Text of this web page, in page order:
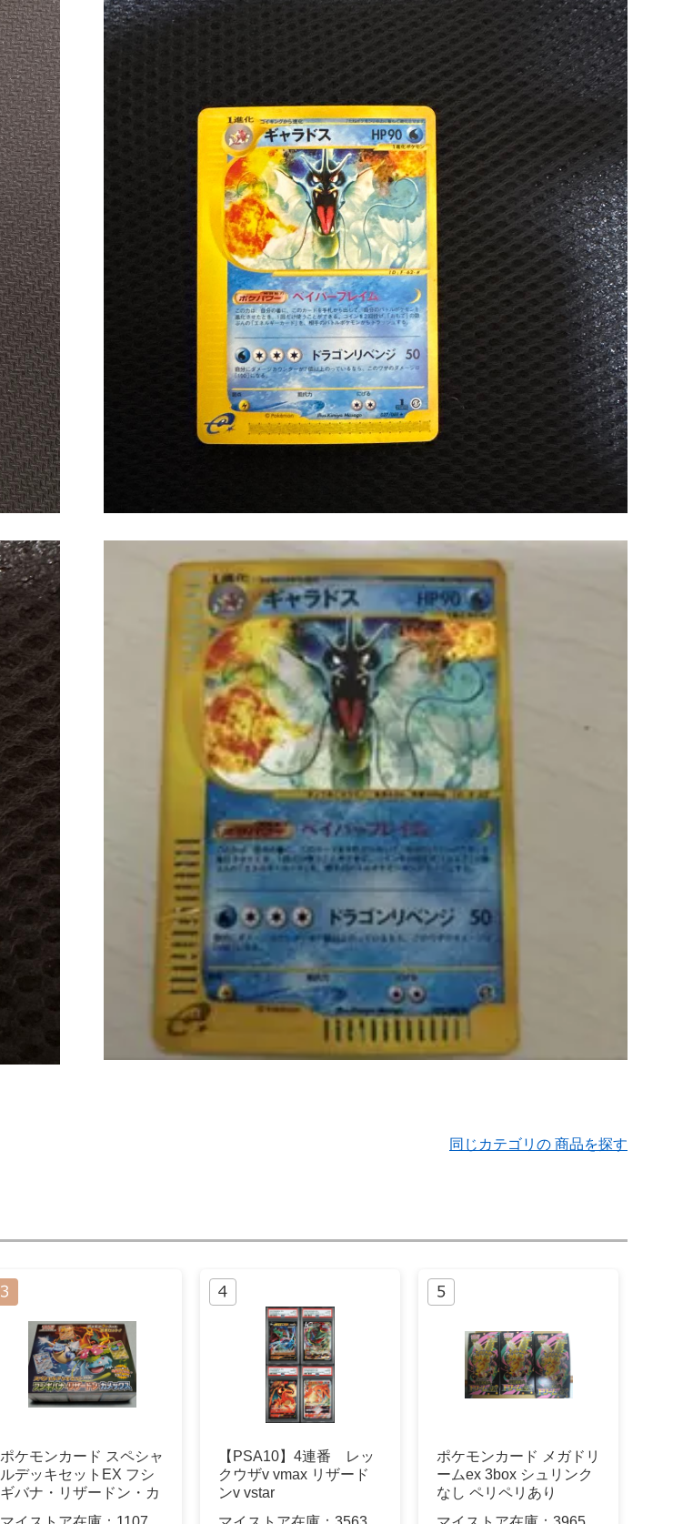
同じカテゴリの 商品を探す
ポケモンカード スペシャ
ルデッキセットEX フシ
ギバナ・リザードン・カ
【PSA10】4連番 レッ
クウザv vmax リザード
ンv vstar
ポケモンカード メガドリ
ームex 3box シュリンク
なし ペリペリあり